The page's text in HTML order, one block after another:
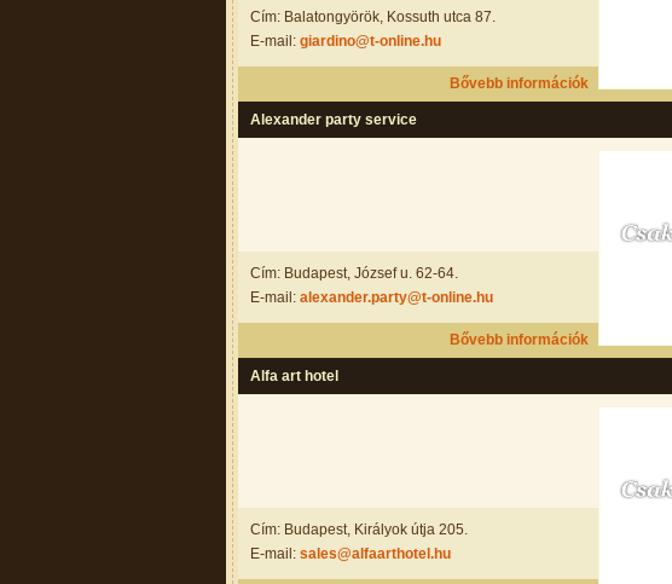
Cím: Balatongyörök, Kossuth utca 87.
E-mail: giardino@t-online.hu
Bővebb információk
Alexander party service
Cím: Budapest, József u. 62-64.
E-mail: alexander.party@t-online.hu
Bővebb információk
Alfa art hotel
Cím: Budapest, Királyok útja 205.
E-mail: sales@alfaarthotel.hu